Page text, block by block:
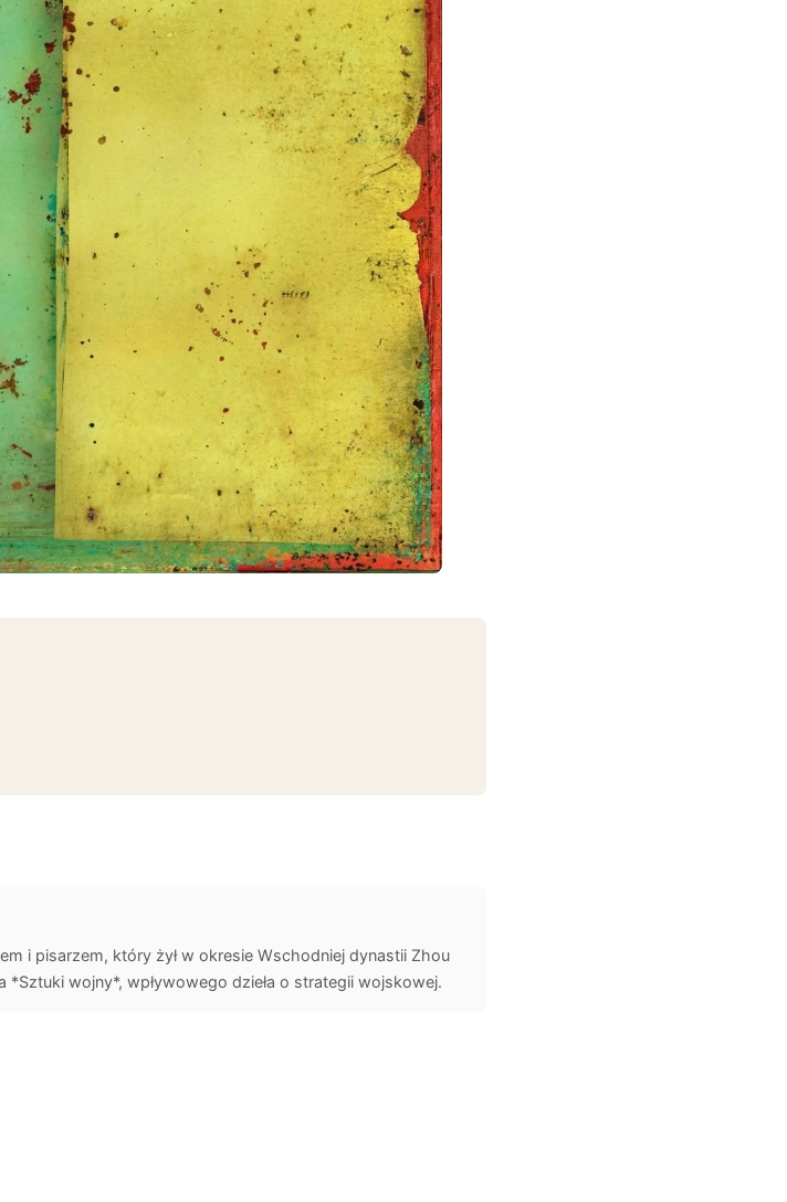
i pisarzem, który żył w okresie Wschodniej dynastii Zhou
*Sztuki wojny*, wpływowego dzieła o strategii wojskowej.